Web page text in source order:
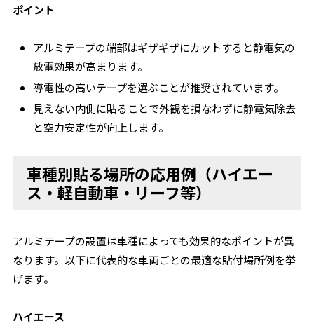
ポイント
アルミテープの端部はギザギザにカットすると静電気の
放電効果が高まります。
導電性の高いテープを選ぶことが推奨されています。
見えない内側に貼ることで外観を損なわずに静電気除去
と空力安定性が向上します。
車種別貼る場所の応用例（ハイエー
ス・軽自動車・リーフ等）
アルミテープの設置は車種によっても効果的なポイントが異
なります。以下に代表的な車両ごとの最適な貼付場所例を挙
げます。
ハイエース